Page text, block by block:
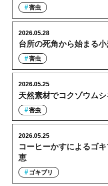
害虫
台所の死角から始まる
2026.05.28
害虫
天然素材でコクゾウム
2026.05.25
害虫
コーヒーかすによるゴ
恵
2026.05.25
ゴキブリ